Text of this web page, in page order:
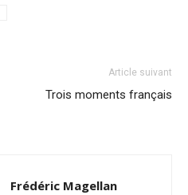
Article suivant
Trois moments français
Frédéric Magellan